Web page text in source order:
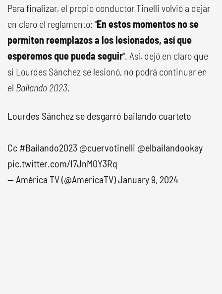
Para finalizar, el propio conductor Tinelli volvió a dejar
en claro el reglamento: "En estos momentos no se
permiten reemplazos a los lesionados, así que
esperemos que pueda seguir". Así, dejó en claro que
si Lourdes Sánchez se lesionó, no podrá continuar en
el Bailando 2023.
Lourdes Sánchez se desgarró bailando cuarteto
Cc #Bailando2023 @cuervotinelli @elbailandookay
pic.twitter.com/I7JnM0Y3Rq
— América TV (@AmericaTV)January 9, 2024